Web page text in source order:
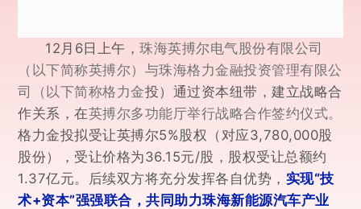
12月6日上午， 珠海英搏尔电气股份有限公司
（以下简称英搏尔）与珠海格力金融投资管理有限公
司（以下简称格力金投）通过资本纽带，建立战略合
作关系，在英搏尔多功能厅举行战略合作签约仪式。
格力金投拟受让英搏尔5%股权（对应3,780,000股
股份），受让价格为36.15元/股，股权受让总额约
1.37亿元。 后续双方将充分发挥各自优势， 实现“技
术+资本”强强联合，共同助力珠海新能源汽车产业